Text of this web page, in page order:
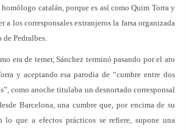
homólogo catalán, porque es así como Quim Torra y
a los corresponsales extranjeros la farsa organizada
de Pedralbes.
era de temer, Sánchez terminó pasando por el aro
y aceptando esa parodia de “cumbre entre dos
como anoche titulaba un desnortado corresponsal
Barcelona, una cumbre que, por encima de su
lo que a efectos prácticos se refiere, supone una